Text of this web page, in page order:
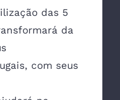
das 5
da
com seus